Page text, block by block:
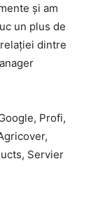
și am
un plus de
dintre
Profi,
Servier